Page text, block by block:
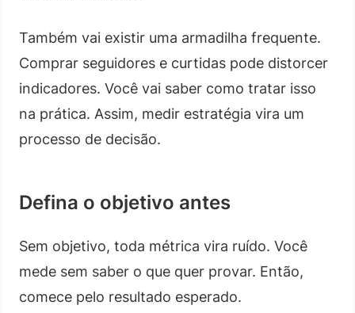
Também vai existir uma armadilha frequente.
Comprar seguidores e curtidas pode distorcer
indicadores. Você vai saber como tratar isso
na prática. Assim, medir estratégia vira um
processo de decisão.
Defina o objetivo antes
Sem objetivo, toda métrica vira ruído. Você
mede sem saber o que quer provar. Então,
comece pelo resultado esperado.